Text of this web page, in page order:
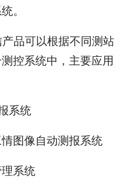
。
品可以根据不同测站
控系统中，主要应用
系统
像自动测报系统
系统